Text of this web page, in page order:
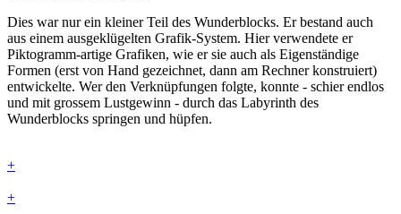
Dies war nur ein kleiner Teil des Wunderblocks. Er bestand auch
aus einem ausgeklügelten Grafik-System. Hier verwendete er
Piktogramm-artige Grafiken, wie er sie auch als Eigenständige
Formen (erst von Hand gezeichnet, dann am Rechner konstruiert)
entwickelte. Wer den Verknüpfungen folgte, konnte - schier endlos
und mit grossem Lustgewinn - durch das Labyrinth des
Wunderblocks springen und hüpfen.
+
+